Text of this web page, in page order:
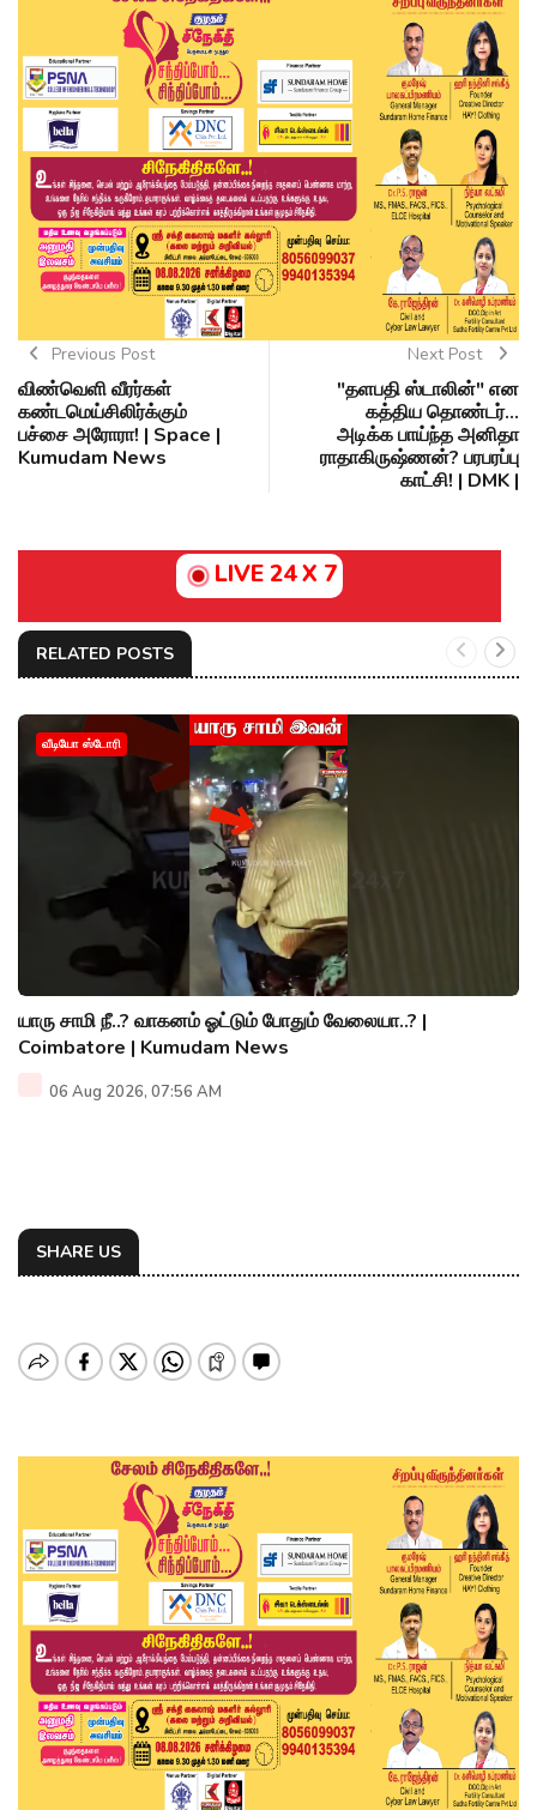
Previous Post
விண்வெளி வீரர்கள்
கண்டமெய்சிலிர்க்கும்
பச்சை அரோரா! | Space |
Kumudam News
Next Post
"தளபதி ஸ்டாலின்" என
கத்திய தொண்டர்...
அடிக்க பாய்ந்த அனிதா
ராதாகிருஷ்ணன்? பரபரப்பு
காட்சி! | DMK |
LIVE 24 X 7
RELATED POSTS
வீடியோ ஸ்டோரி
யாரு சாமி நீ..? வாகனம் ஓட்டும் போதும் வேலையா..? |
Coimbatore | Kumudam News
06 Aug 2026, 07:56 AM
SHARE US